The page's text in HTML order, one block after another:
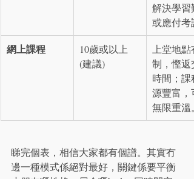
解決學習
或應付考
網上課程
10歲或以上
(建議)
上堂地點
制，慳返
時間；課
源豐富，
無限重溫。
睇完個表，相信大家都有個譜。其實冇
邊一種模式係絕對最好，關鍵係要平衡